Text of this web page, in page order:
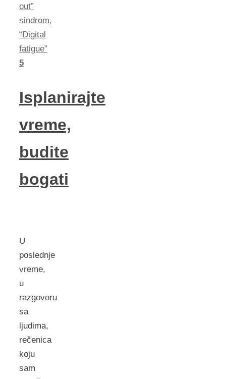
out”
sindrom,
“Digital
fatigue”
5
Isplanirajte
vreme,
budite
bogati
U
poslednje
vreme,
u
razgovoru
sa
ljudima,
rečenica
koju
sam